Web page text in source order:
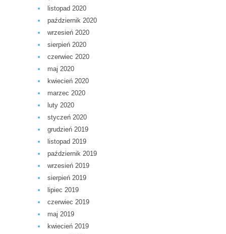
listopad 2020
październik 2020
wrzesień 2020
sierpień 2020
czerwiec 2020
maj 2020
kwiecień 2020
marzec 2020
luty 2020
styczeń 2020
grudzień 2019
listopad 2019
październik 2019
wrzesień 2019
sierpień 2019
lipiec 2019
czerwiec 2019
maj 2019
kwiecień 2019